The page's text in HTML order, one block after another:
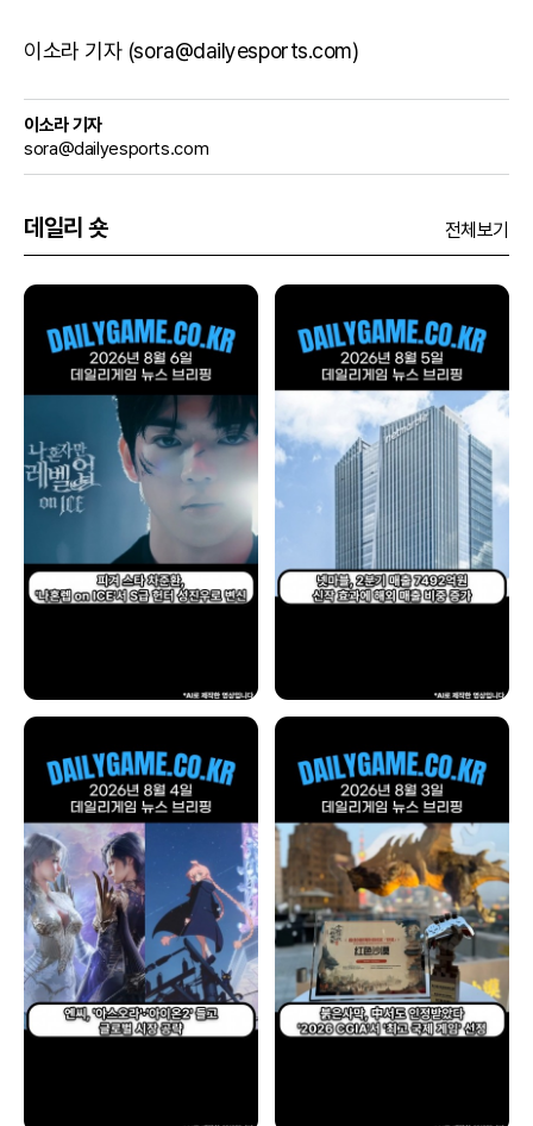
이소라 기자 (sora@dailyesports.com)
이소라 기자
sora@dailyesports.com
데일리 숏 전체보기